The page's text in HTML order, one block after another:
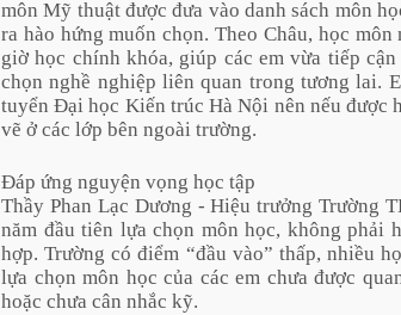
môn Mỹ thuật được đưa vào danh sách môn
ra hào hứng muốn chọn. Theo Châu, học
giờ học chính khóa, giúp các em vừa tiếp
chọn nghề nghiệp liên quan trong tương lai.
tuyển Đại học Kiến trúc Hà Nội nên nếu được
vẽ ở các lớp bên ngoài trường.
Đáp ứng nguyện vọng học tập
Thầy Phan Lạc Dương - Hiệu trưởng Trường
năm đầu tiên lựa chọn môn học, không phải
hợp. Trường có điểm “đầu vào” thấp, nhiều
lựa chọn môn học của các em chưa được
hoặc chưa cân nhắc kỹ.